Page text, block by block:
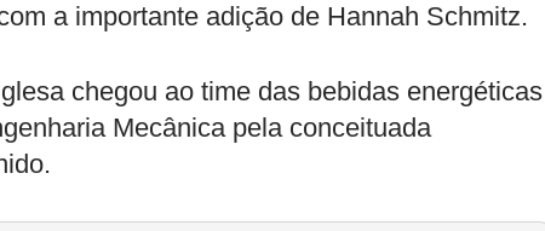
a importante adição de Hannah Schmitz.
chegou ao time das bebidas energéticas
Mecânica pela conceituada